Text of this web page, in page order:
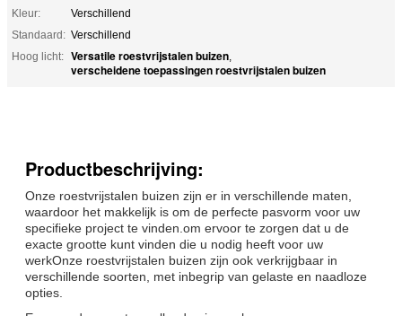
Kleur:
Verschillend
Standaard: Verschillend
Hoog licht: Versatile roestvrijstalen buizen,
verscheidene toepassingen roestvrijstalen buizen
Productbeschrijving:
Onze roestvrijstalen buizen zijn er in verschillende maten,
waardoor het makkelijk is om de perfecte pasvorm voor uw
specifieke project te vinden.om ervoor te zorgen dat u de
exacte grootte kunt vinden die u nodig heeft voor uw
werkOnze roestvrijstalen buizen zijn ook verkrijgbaar in
verschillende soorten, met inbegrip van gelaste en naadloze
opties.